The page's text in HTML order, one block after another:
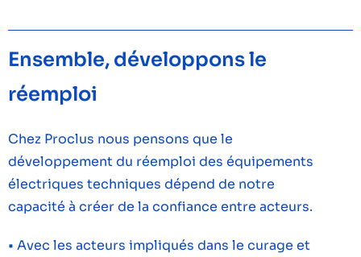
Ensemble, développons le
réemploi
Chez Proclus nous pensons que le
développement du réemploi des équipements
électriques techniques dépend de notre
capacité à créer de la confiance entre acteurs.
• Avec les acteurs impliqués dans le curage et